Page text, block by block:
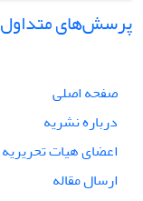
پرسش‌های متداول
صفحه اصلی
درباره نشریه
اعضای هیات تحریریه
ارسال مقاله